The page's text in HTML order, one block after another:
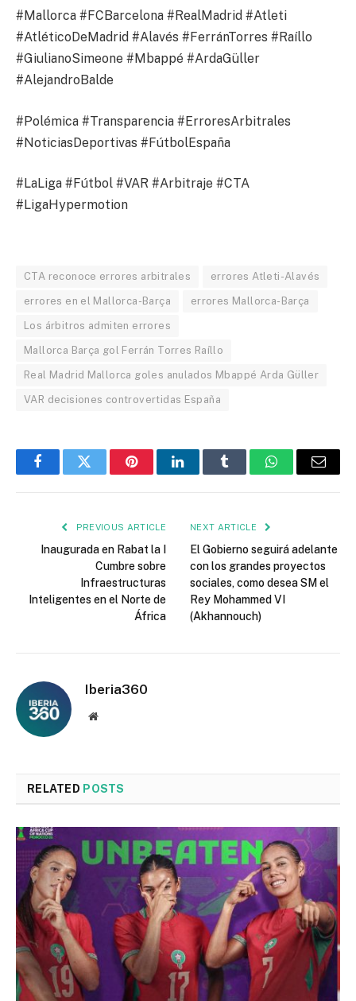
#Mallorca #FCBarcelona #RealMadrid #Atleti
#AtléticoDeMadrid #Alavés #FerránTorres #Raíllo
#GiulianoSimeone #Mbappé #ArdaGüller
#AlejandroBalde
#Polémica #Transparencia #ErroresArbitrales
#NoticiasDeportivas #FútbolEspaña
#LaLiga #Fútbol #VAR #Arbitraje #CTA
#LigaHypermotion
CTA reconoce errores arbitrales errores Atleti-Alavés
errores en el Mallorca-Barça errores Mallorca-Barça
Los árbitros admiten errores
Mallorca Barça gol Ferrán Torres Raíllo
Real Madrid Mallorca goles anulados Mbappé Arda Güller
VAR decisiones controvertidas España
FacebookTwitter PinterestLinkedInTumblr WhatsAppEmail
PREVIOUS ARTICLE
Inaugurada en Rabat la I
Cumbre sobre
Infraestructuras
Inteligentes en el Norte de
África
NEXT ARTICLE
El Gobierno seguirá adelante
con los grandes proyectos
sociales, como desea SM el
Rey Mohammed VI
(Akhannouch)
Iberia360
Website
RELATED POSTS